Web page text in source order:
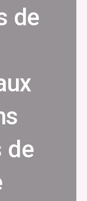
de
de